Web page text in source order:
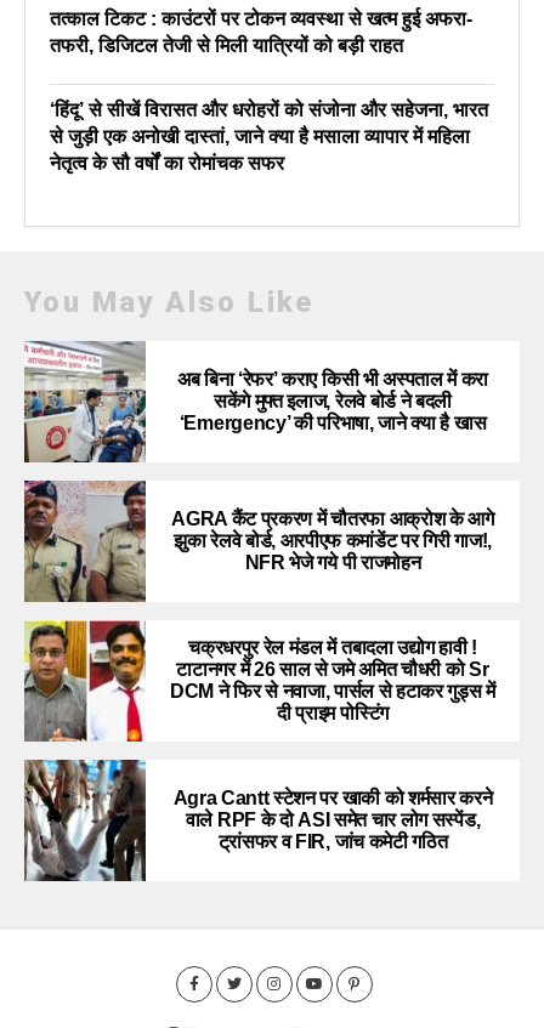
तत्काल टिकट : काउंटरों पर टोकन व्यवस्था से खत्म हुई अफरा-
तफरी, डिजिटल तेजी से मिली यात्रियों को बड़ी राहत
‘हिंदू’ से सीखें विरासत और धरोहरों को संजोना और सहेजना, भारत
से जुड़ी एक अनोखी दास्तां, जाने क्या है मसाला व्यापार में महिला
नेतृत्व के सौ वर्षों का रोमांचक सफर
You May Also Like
अब बिना ‘रेफर’ कराए किसी भी अस्पताल में करा
सकेंगे मुफ्त इलाज, रेलवे बोर्ड ने बदली
‘Emergency’ की परिभाषा, जाने क्या है खास
AGRA कैंट प्रकरण में चौतरफा आक्रोश के आगे
झुका रेलवे बोर्ड, आरपीएफ कमांडेंट पर गिरी गाज!,
NFR भेजे गये पी राजमोहन
चक्रधरपुर रेल मंडल में तबादला उद्योग हावी !
टाटानगर में 26 साल से जमे अमित चौधरी को Sr
DCM ने फिर से नवाजा, पार्सल से हटाकर गुड्स में
दी प्राइम पोस्टिंग
Agra Cantt स्टेशन पर खाकी को शर्मसार करने
वाले RPF के दो ASI समेत चार लोग सस्पेंड,
ट्रांसफर व FIR, जांच कमेटी गठित